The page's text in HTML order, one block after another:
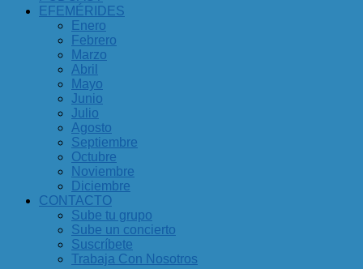
EFEMÉRIDES
Enero
Febrero
Marzo
Abril
Mayo
Junio
Julio
Agosto
Septiembre
Octubre
Noviembre
Diciembre
CONTACTO
Sube tu grupo
Sube un concierto
Suscríbete
Trabaja Con Nosotros